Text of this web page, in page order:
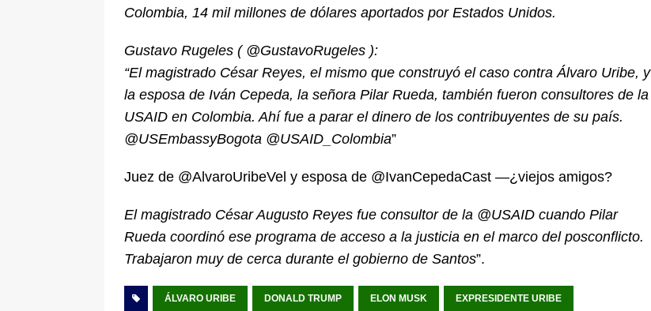
Colombia, 14 mil millones de dólares aportados por Estados Unidos.
Gustavo Rugeles ( @GustavoRugeles ):
“El magistrado César Reyes, el mismo que construyó el caso contra Álvaro Uribe, y
la esposa de Iván Cepeda, la señora Pilar Rueda, también fueron consultores de la
USAID en Colombia. Ahí fue a parar el dinero de los contribuyentes de su país.
@USEmbassyBogota @USAID_Colombia”
Juez de @AlvaroUribeVel y esposa de @IvanCepedaCast —¿viejos amigos?
El magistrado César Augusto Reyes fue consultor de la @USAID cuando Pilar
Rueda coordinó ese programa de acceso a la justicia en el marco del posconflicto.
Trabajaron muy de cerca durante el gobierno de Santos”.
ÁLVARO URIBE DONALD TRUMP ELON MUSK EXPRESIDENTE URIBE